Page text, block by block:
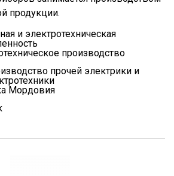
продукции.
и электротехническая
производство
прочей электрики и
Мордовия